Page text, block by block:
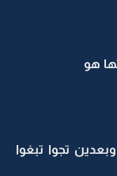
تجوا تبغوا